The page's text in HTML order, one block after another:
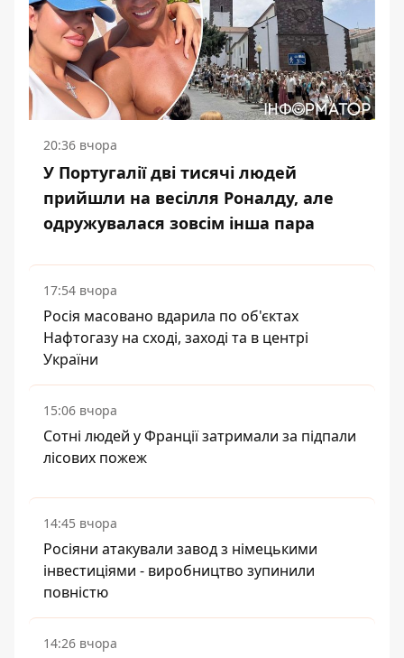
20:36 вчора
У Португалії дві тисячі людей
прийшли на весілля Роналду, але
одружувалася зовсім інша пара
17:54 вчора
Росія масовано вдарила по об'єктах
Нафтогазу на сході, заході та в центрі
України
15:06 вчора
Сотні людей у Франції затримали за підпали
лісових пожеж
14:45 вчора
Росіяни атакували завод з німецькими
інвестиціями - виробництво зупинили
повністю
14:26 вчора